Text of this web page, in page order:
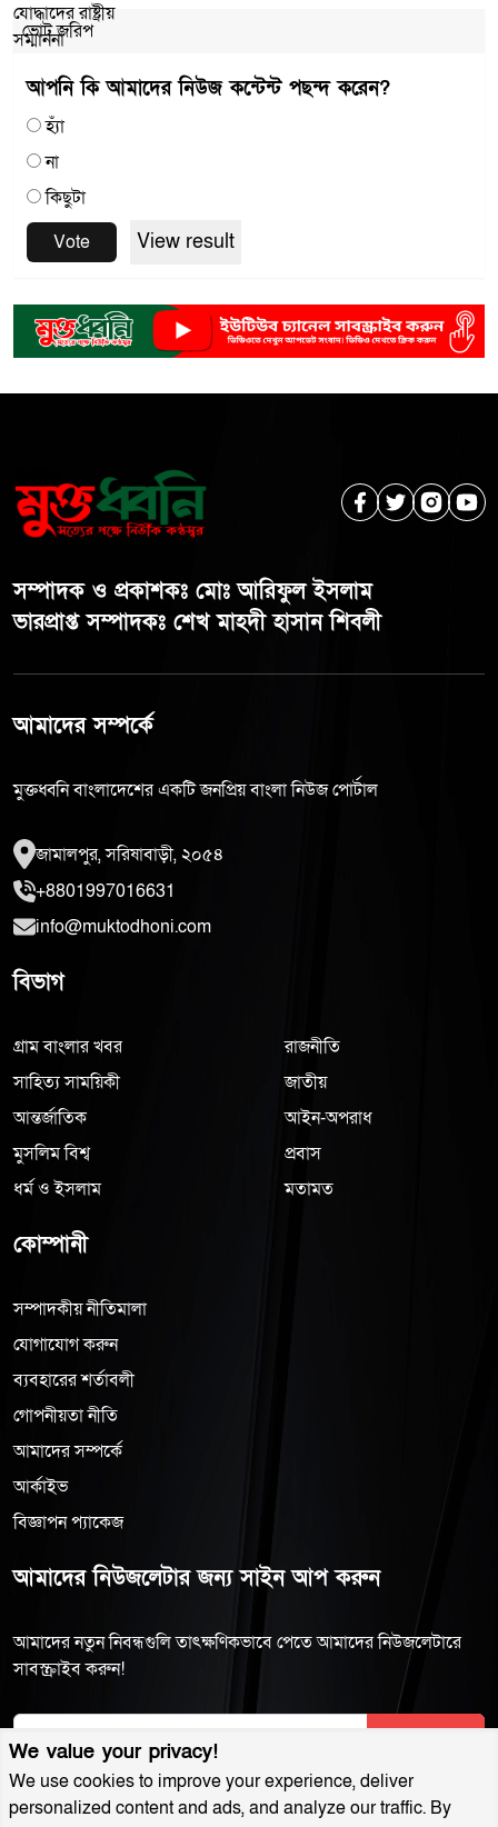
ভোট জরিপ
আপনি কি আমাদের নিউজ কন্টেন্ট পছন্দ করেন?
হ্যাঁ
না
কিছুটা
Vote
View result
সম্পাদক ও প্রকাশকঃ মোঃ আরিফুল ইসলাম
ভারপ্রাপ্ত সম্পাদকঃ শেখ মাহদী হাসান শিবলী
আমাদের সম্পর্কে
মুক্তধ্বনি বাংলাদেশের একটি জনপ্রিয় বাংলা নিউজ পোর্টাল
জামালপুর, সরিষাবাড়ী, ২০৫৪
+8801997016631
info@muktodhoni.com
বিভাগ
গ্রাম বাংলার খবর
সাহিত্য সাময়িকী
আন্তর্জাতিক
মুসলিম বিশ্ব
ধর্ম ও ইসলাম
রাজনীতি
জাতীয়
আইন-অপরাধ
প্রবাস
মতামত
কোম্পানী
সম্পাদকীয় নীতিমালা
যোগাযোগ করুন
ব্যবহারের শর্তাবলী
গোপনীয়তা নীতি
আমাদের সম্পর্কে
আর্কাইভ
বিজ্ঞাপন প্যাকেজ
আমাদের নিউজলেটার জন্য সাইন আপ করুন
আমাদের নতুন নিবন্ধগুলি তাৎক্ষণিকভাবে পেতে আমাদের নিউজলেটারে
সাবস্ক্রাইব করুন!
We value your privacy!
We use cookies to improve your experience, deliver
personalized content and ads, and analyze our traffic. By